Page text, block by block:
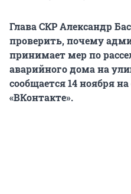
Глава СКР Александр
проверить, почему
принимает мер по
аварийного дома на
сообщается 14 ноября
«ВКонтакте».